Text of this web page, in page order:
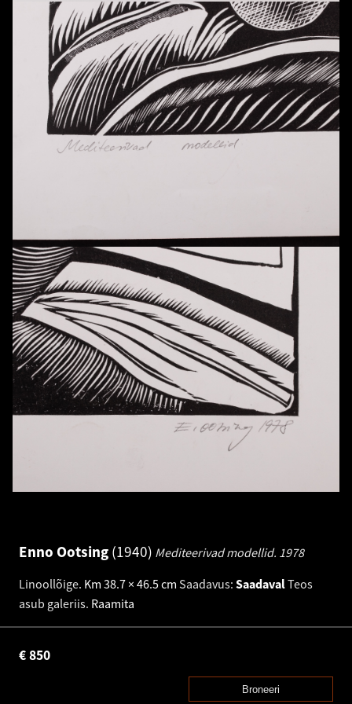
Enno Ootsing 1940 Mediteerivad modellid. 1978
Linoollõige. Km 38.7 × 46.5 cm Saadavus: SaadavalTeos
asub galeriis. Raamita
850
€
Broneeri